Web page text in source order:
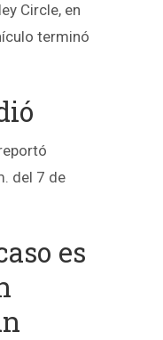
Circle, en
terminó
del 7 de
es